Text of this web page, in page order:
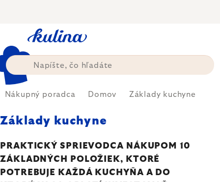
Nákupný poradca Domov Základy kuchyne
Základy kuchyne
PRAKTICKÝ SPRIEVODCA NÁKUPOM 10
ZÁKLADNÝCH POLOŽIEK, KTORÉ
POTREBUJE KAŽDÁ KUCHYŇA A DO